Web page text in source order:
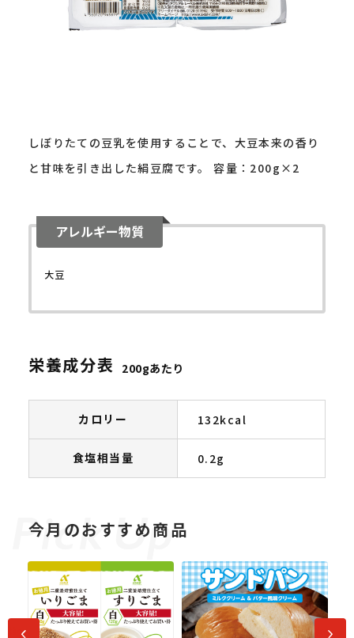
しぼりたての豆乳を使用することで、大豆本来の香り
と甘味を引き出した絹豆腐です。 容量：200g×2
アレルギー物質
大豆
栄養成分表 200gあたり
カロリー 132kcal
食塩相当量 0.2g
今月のおすすめ商品
前へ 次へ